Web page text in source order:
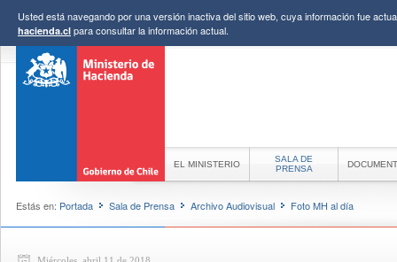
Usted está navegando por una versión inactiva del sitio web, cuya información fue
hacienda.cl para consultar la información actual.
EL MINISTERIO
SALA DE
PRENSA
Estás en: Portada Sala de Prensa Archivo Audiovisual Foto MH al día